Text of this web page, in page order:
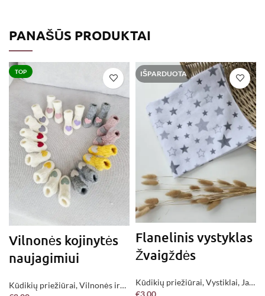
PANAŠŪS PRODUKTAI
TOP
Vilnonės kojinytės
naujagimiui
Kūdikių priežiūrai,Vilnonės ir
IŠPARDUOTA
Flanelinis vystyklas
Žvaigždės
Kūdikių priežiūrai,Vystiklai, Jau
€3.00